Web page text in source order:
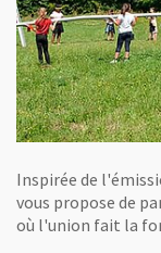
Inspirée de
vous propose de
où l'union fait la